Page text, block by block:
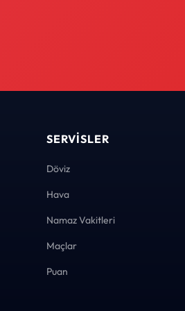
SERVISLER
Döviz
Hava
Namaz Vakitleri
Maçlar
Puan